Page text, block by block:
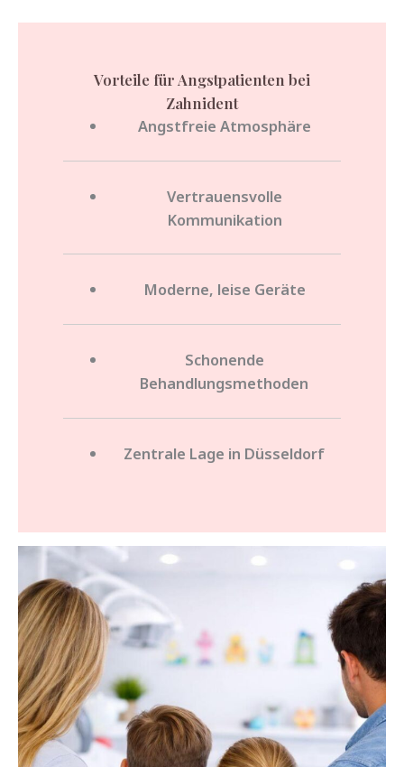
Vorteile für Angstpatienten bei
Zahnident
Angstfreie Atmosphäre
Vertrauensvolle
Kommunikation
Moderne, leise Geräte
Schonende
Behandlungsmethoden
Zentrale Lage in Düsseldorf